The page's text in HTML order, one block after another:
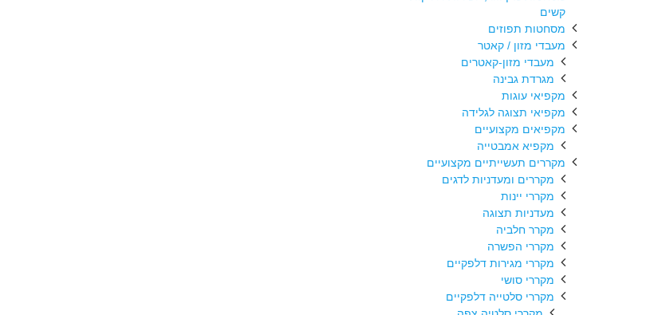
קשים
מסחטות תפוזים
מעבדי מזון / קאטר
מעבדי מזון-קאטרים
מגרדת גבינה
מקפיאי עוגות
מקפיאי תצוגה לגלידה
מקפיאים מקצועיים
מקפיא אמבטייה
מקררים תעשייתיים מקצועיים
מקררים ומעדניות לדגים
מקררי יינות
מעדניות תצוגה
מקרר חלביה
מקררי הפשרה
מקררי מגירות דלפקיים
מקררי סושי
מקררי סלטייה דלפקיים